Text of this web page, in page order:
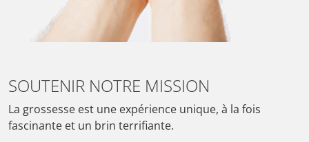
SOUTENIR NOTRE MISSION
La grossesse est une expérience unique, à la fois
fascinante et un brin terrifiante.